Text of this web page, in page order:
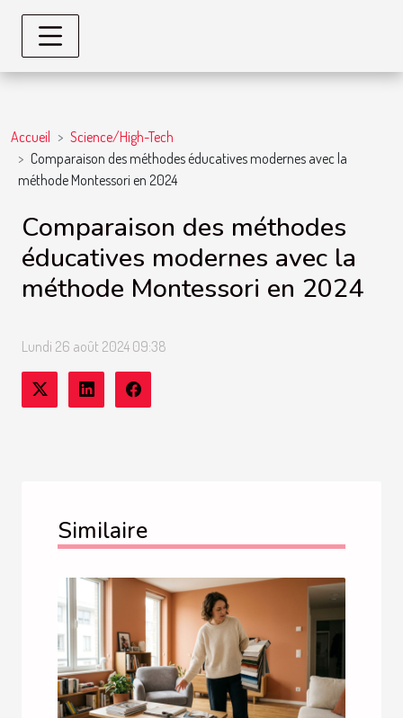
Accueil
Science/High-Tech
Comparaison des méthodes éducatives modernes avec la
méthode Montessori en 2024
Comparaison des méthodes
éducatives modernes avec la
méthode Montessori en 2024
Lundi 26 août 2024 09:38
Similaire